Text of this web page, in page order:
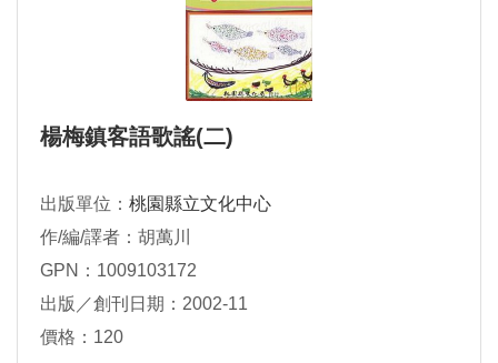
楊梅鎮客語歌謠(二)
出版單位： 桃園縣立文化中心
作/編/譯者：胡萬川
GPN：1009103172
出版／創刊日期：2002-11
價格：120